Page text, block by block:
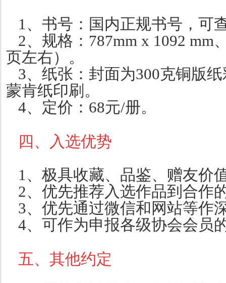
1、书号：国内正规书号，可
2、规格：787mm x 1092 mm
页左右）。
3、纸张：封面为300克铜版
蒙肯纸印刷。
4、定价：68元/册。
四、入选优势
1、极具收藏、品鉴、赠友价
2、优先推荐入选作品到合作
3、优先通过微信和网站等作
4、可作为申报各级协会会员
五、其他约定